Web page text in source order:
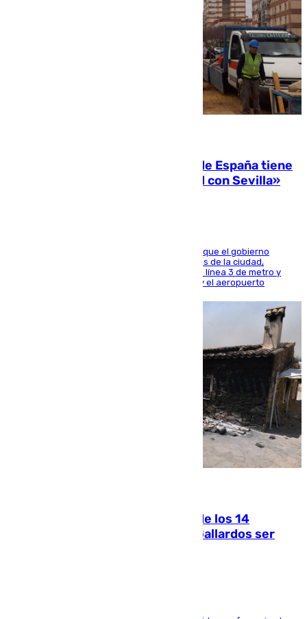
Javier Fernández: «El Gobierno de España tiene
una preocupación y una prioridad con Sevilla»
El presidente de la Diputación de Sevilla alega que el gobierno
central está apostando por las infraestructuras de la ciudad,
habiendo destinado 650 millones de euros a la línea 3 de metro y
300 a la rede de cercanías entre Santa Justa y el aeropuerto
La Justicia ofrece a las familias de los 14
fallecidos en el incendio de Los Gallardos ser